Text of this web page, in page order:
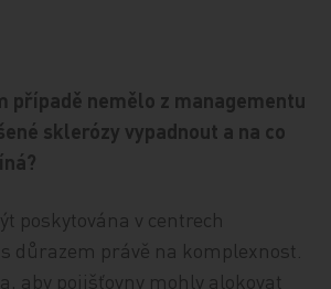
případě nemělo z managementu
sklerózy vypadnout a na co
poskytována v centrech
důrazem právě na komplexnost.
aby pojišťovny mohly alokovat